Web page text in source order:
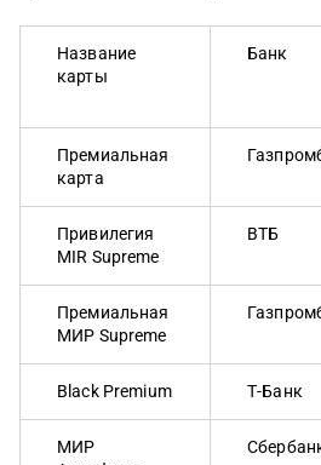
Название
карты
Банк
Премиальная
карта
Привилегия
MIR Supreme
ВТБ
Премиальная
МИР Supreme
Black Premium Т-Банк
МИР